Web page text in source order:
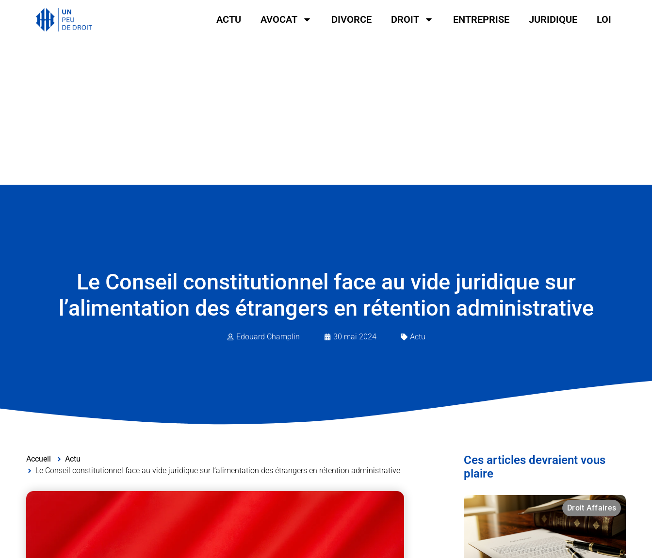
ACTU AVOCAT DIVORCE DROIT ENTREPRISE JURIDIQUE LOI
Le Conseil constitutionnel face au vide juridique sur
l’alimentation des étrangers en rétention administrative
Edouard Champlin 30 mai 2024 Actu
Accueil
Actu
Le Conseil constitutionnel face au vide juridique sur l’alimentation des étrangers en rétention administrative
Ces articles devraient vous
plaire
Droit Affaires